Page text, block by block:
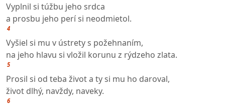
Vyplnil si túžbu jeho srdca
a prosbu jeho perí si neodmietol.
4
Vyšiel si mu v ústrety s požehnaním,
na jeho hlavu si vložil korunu z rýdzeho zlata.
5
Prosil si od teba život a ty si mu ho daroval,
život dlhý, navždy, naveky.
6